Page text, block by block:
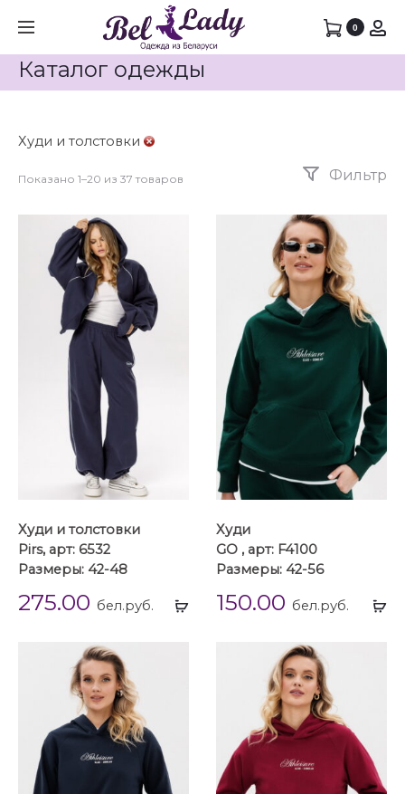
0
Каталог одежды
Худи и толстовки
Показано 1–20 из 37 товаров Фильтр
Выбрать
Худи и толстовки
Pirs, арт: 6532
Размеры: 42-48
275.00 бел.руб.
Худи
GO , арт: F4100
Размеры: 42-56
150.00 бел.руб.